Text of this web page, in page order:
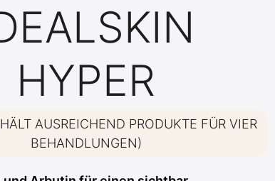
HYPER
AUSREICHEND PRODUKTE FÜR VIER
BEHANDLUNGEN)